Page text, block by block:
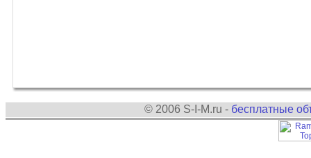
© 2006 S-I-M.ru - бесплатные